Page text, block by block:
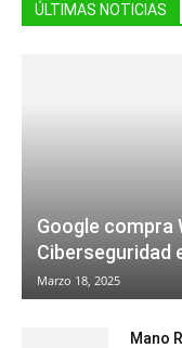
ÚLTIMAS NOTICIAS
Google compra
Ciberseguridad
Marzo 18, 2025
Mano